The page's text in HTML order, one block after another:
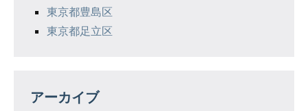
東京都豊島区
東京都足立区
アーカイブ